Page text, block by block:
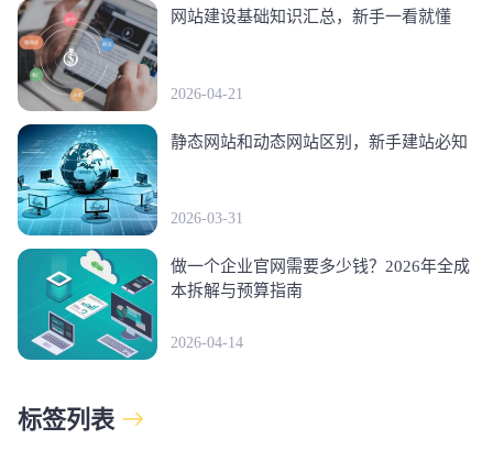
网站建设基础知识汇总，新手一看就懂
2026-04-21
静态网站和动态网站区别，新手建站必知
2026-03-31
做一个企业官网需要多少钱？2026年全成
本拆解与预算指南
2026-04-14
标签列表